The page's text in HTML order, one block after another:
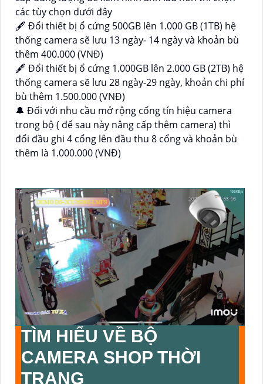
các tùy chọn dưới đây
🖋 Đổi thiết bị ổ cứng 500GB lên 1.000 GB (1TB) hệ
thống camera sẽ lưu 13 ngày- 14 ngày và khoản bù
thêm 400.000 (VNĐ)
🖋 Đổi thiết bị ổ cứng 1.000GB lên 2.000 GB (2TB) hệ
thống camera sẽ lưu 28 ngày-29 ngày, khoản chi phí
bù thêm 1.500.000 (VNĐ)
🔔 Đối với nhu cầu mở rộng cổng tín hiệu camera
trong bộ ( để sau này nâng cấp thêm camera) thì
đổi đầu ghi 4 cổng lên đầu thu 8 cổng và khoản bù
thêm là 1.000.000 (VNĐ)
TÌM HIỂU VỀ BỘ
CAMERA SHOP THỜI
TRANG